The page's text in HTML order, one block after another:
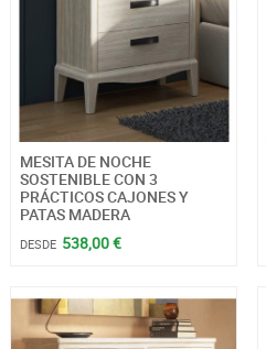
MESITA DE NOCHE
SOSTENIBLE CON 3
PRÁCTICOS CAJONES Y
PATAS MADERA
DESDE 538,00 €